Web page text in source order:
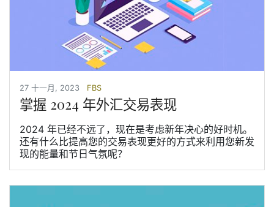
27 十一月, 2023 FBS
掌握 2024 年外汇交易表现
2024 年已经不远了，现在是考虑新年决心的好时机。
还有什么比提高您的交易表现更好的方式来利用您新发
现的能量和节日气氛呢？